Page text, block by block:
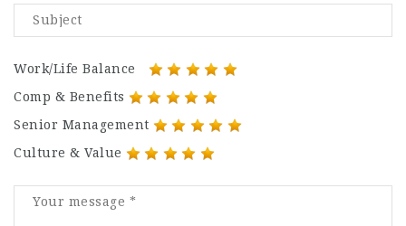
Work/Life Balance
Comp & Benefits
Senior Management
Culture & Value